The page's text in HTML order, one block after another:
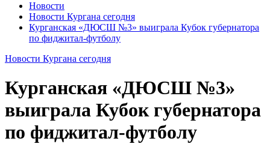
Новости
Новости Кургана сегодня
Курганская «ДЮСШ №3» выиграла Кубок губернатора
по фиджитал-футболу
Новости Кургана сегодня
Курганская «ДЮСШ №3»
выиграла Кубок губернатора
по фиджитал-футболу